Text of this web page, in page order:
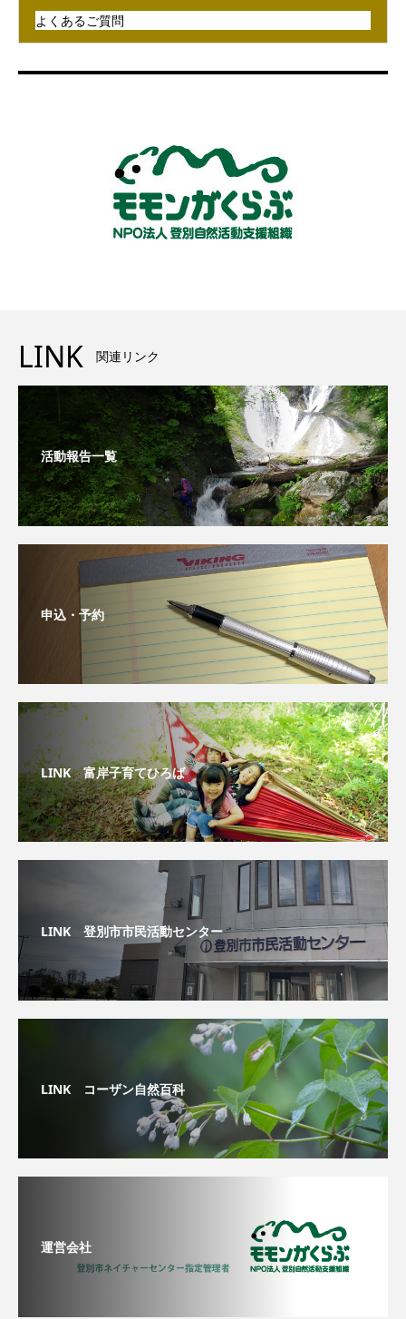
よくあるご質問
LINK 関連リンク
活動報告一覧
申込・予約
LINK 富岸子育てひろば
LINK 登別市市民活動センター
LINK コーザン自然百科
運営会社